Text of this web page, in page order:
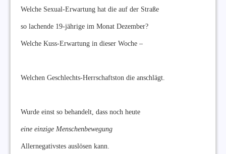
Welche Sexual-Erwartung hat die auf der Straße
so lachende 19-jährige im Monat Dezember?
Welche Kuss-Erwartung in dieser Woche –
Welchen Geschlechts-Herrschaftston die anschlägt.
Wurde einst so behandelt, dass noch heute
eine einzige Menschenbewegung
Allernegativstes auslösen kann.